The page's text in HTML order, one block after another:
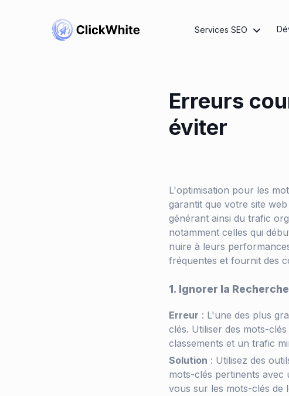
Services SEO
Erreurs
éviter
L'optimisation pour les
garantit que votre site web
générant ainsi du trafic
notamment celles qui
nuire à leurs
fréquentes et fournit des
1. Ignorer la
Erreur : L'une des plus
clés. Utiliser des mots-
classements et un trafic
Solution : Utilisez des
mots-clés pertinents
vous sur les mots-clés de